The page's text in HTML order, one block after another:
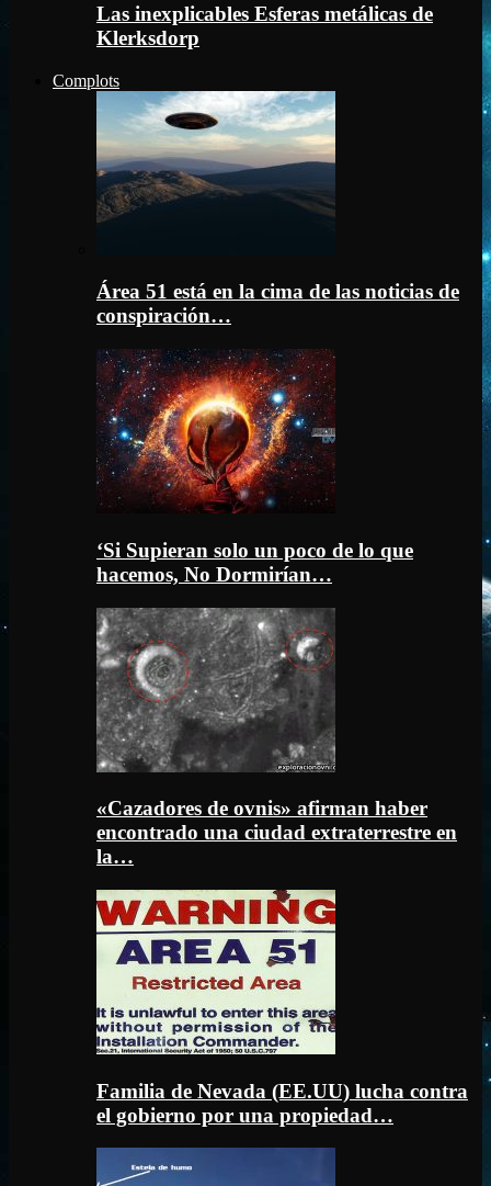
Las inexplicables Esferas metálicas de
Klerksdorp
Complots
Área 51 está en la cima de las noticias de
conspiración…
‘Si Supieran solo un poco de lo que
hacemos, No Dormirían…
«Cazadores de ovnis» afirman haber
encontrado una ciudad extraterrestre en
la…
Familia de Nevada (EE.UU) lucha contra
el gobierno por una propiedad…